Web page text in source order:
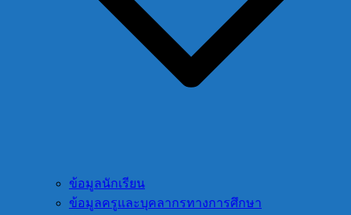
ข้อมูลนักเรียน
ข้อมูลครูและบุคลากรทางการศึกษา